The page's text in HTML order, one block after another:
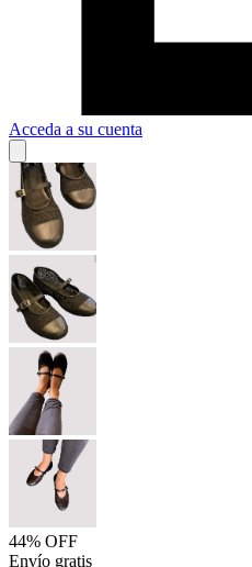
Acceda a su cuenta
44% OFF
Envío gratis